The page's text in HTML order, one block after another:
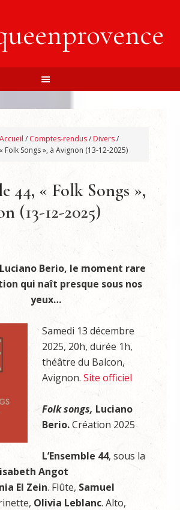
Accueil / Comptes-rendus/ Divers/
Folk Songs », à Avignon (13-12-2025)
44, « Folk Songs »,
(13-12-2025)
Berio, le moment rare
qui naît presque sous nos
yeux…
Samedi 13 décembre
2025, 20h, durée 1h,
théâtre du Balcon,
Avignon.Site officiel
Folk songs, Luciano
Berio.Création 2025
L’Ensemble 44, sous la
Angot
El Zein. Flûte, Samuel
Olivia Leblanc. Alto,